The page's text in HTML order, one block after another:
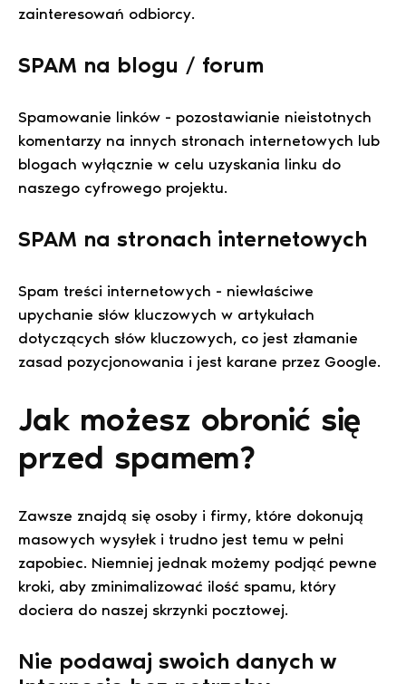
zainteresowań odbiorcy.
SPAM na blogu / forum
Spamowanie linków - pozostawianie nieistotnych
komentarzy na innych stronach internetowych lub
blogach wyłącznie w celu uzyskania linku do
naszego cyfrowego projektu.
SPAM na stronach internetowych
Spam treści internetowych - niewłaściwe
upychanie słów kluczowych w artykułach
dotyczących słów kluczowych, co jest złamanie
zasad pozycjonowania i jest karane przez Google.
Jak możesz obronić się
przed spamem?
Zawsze znajdą się osoby i firmy, które dokonują
masowych wysyłek i trudno jest temu w pełni
zapobiec. Niemniej jednak możemy podjąć pewne
kroki, aby zminimalizować ilość spamu, który
dociera do naszej skrzynki pocztowej.
Nie podawaj swoich danych w